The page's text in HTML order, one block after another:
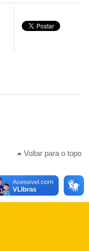
Voltar para o topo